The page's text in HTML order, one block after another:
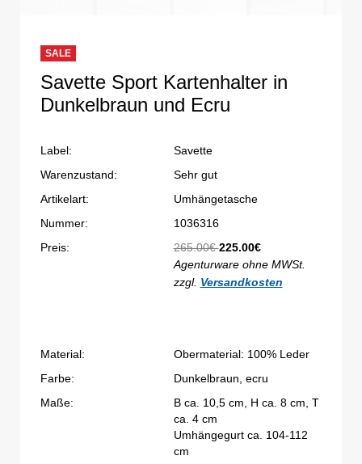
SALE
Savette Sport Kartenhalter in
Dunkelbraun und Ecru
Label:
Savette
Warenzustand:
Sehr gut
Artikelart:
Umhängetasche
Nummer:
1036316
Preis:
265.00€225.00€
Agenturware ohne MWSt.
zzgl. Versandkosten
Material:
Obermaterial: 100% Leder
Farbe:
Dunkelbraun, ecru
Maße:
B ca. 10,5 cm, H ca. 8 cm, T
ca. 4 cm
Umhängegurt ca. 104-112
cm